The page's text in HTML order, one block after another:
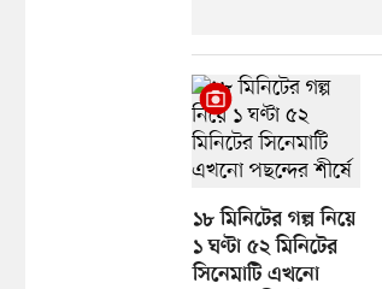
১৮ মিনিটের গল্প নিয়ে
১ ঘণ্টা ৫২ মিনিটের
সিনেমাটি এখনো